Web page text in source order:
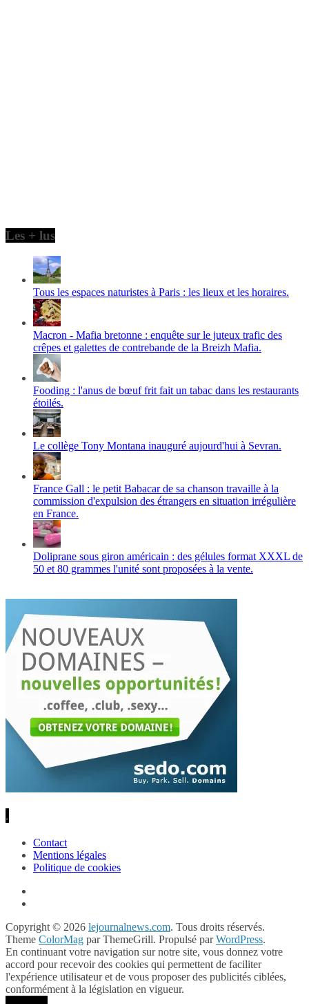
Les + lus
Tous les espaces naturistes à Paris : les lieux et les horaires.
Macron - Mafia bretonne : enquête sur le juteux trafic des
crêpes et galettes de contrebande de la Breizh Mafia.
Fooding : l'anus de bœuf frit fait un tabac dans les restaurants
étoilés.
Le collège Tony Montana inauguré aujourd'hui à Sevran.
France Gall : le petit Babacar de sa chanson travaille à la
commission d'expulsion des étrangers en situation irrégulière
en France.
Doliprane sous giron américain : des gélules format XXXL de
50 et 80 grammes l'unité sont proposées à la vente.
.
Contact
Mentions légales
Politique de cookies
Copyright © 2026 lejournalnews.com. Tous droits réservés.
Theme ColorMag par ThemeGrill. Propulsé parWordPress.
En continuant votre navigation sur notre site, vous donnez votre
accord pour recevoir des cookies qui permettent de faciliter
l'expérience utilisateur et de vous proposer des publicités ciblées,
conformément à la législation en vigueur.